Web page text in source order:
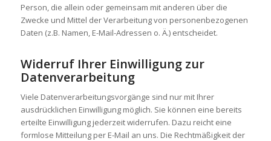
Person, die allein oder gemeinsam mit anderen über die
Zwecke und Mittel der Verarbeitung von personenbezogenen
Daten (z.B. Namen, E-Mail-Adressen o. Ä.) entscheidet.
Widerruf Ihrer Einwilligung zur
Datenverarbeitung
Viele Datenverarbeitungsvorgänge sind nur mit Ihrer
ausdrücklichen Einwilligung möglich. Sie können eine bereits
erteilte Einwilligung jederzeit widerrufen. Dazu reicht eine
formlose Mitteilung per E-Mail an uns. Die Rechtmäßigkeit der